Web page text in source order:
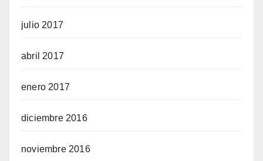
julio 2017
abril 2017
enero 2017
diciembre 2016
noviembre 2016